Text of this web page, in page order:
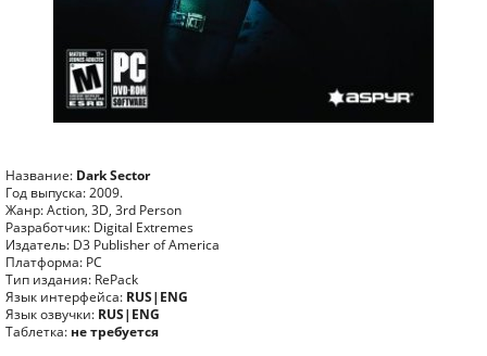
Название: Dark Sector
Год выпуска: 2009.
Жанр: Action, 3D, 3rd Person
Разработчик: Digital Extremes
Издатель: D3 Publisher of America
Платформа: PC
Тип издания: RePack
Язык интерфейса: RUS|ENG
Язык озвучки: RUS|ENG
Таблетка: не требуется